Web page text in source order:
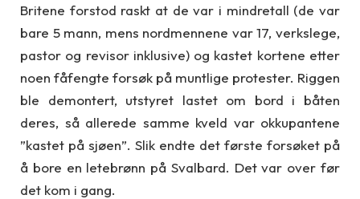
Britene forstod raskt at de var i mindretall (de var
bare 5 mann, mens nordmennene var 17, verkslege,
pastor og revisor inklusive) og kastet kortene etter
noen fåfengte forsøk på muntlige protester. Riggen
ble demontert, utstyret lastet om bord i båten
deres, så allerede samme kveld var okkupantene
”kastet på sjøen”. Slik endte det første forsøket på
å bore en letebrønn på Svalbard. Det var over før
det kom i gang.